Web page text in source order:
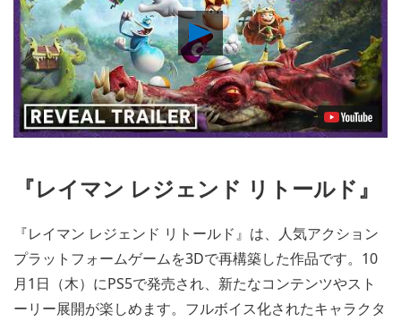
Play
Video
『レイマン レジェンド リトールド』
『レイマン レジェンド リトールド』は、人気アクション
プラットフォームゲームを3Dで再構築した作品です。10
月1日（木）にPS5で発売され、新たなコンテンツやスト
ーリー展開が楽しめます。フルボイス化されたキャラクタ